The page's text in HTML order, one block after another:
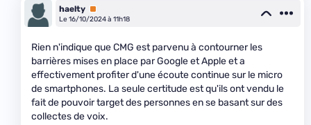
haelty Premium
Le 16/10/2024 à 11h18
Rien n'indique que CMG est parvenu à contourner les
barrières mises en place par Google et Apple et a
effectivement profiter d'une écoute continue sur le micro
de smartphones. La seule certitude est qu'ils ont vendu le
fait de pouvoir target des personnes en se basant sur des
collectes de voix.